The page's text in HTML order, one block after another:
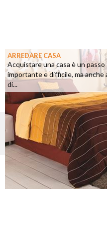
ARREDARE CASA
Acquistare una casa è un
importante e difficile, ma anche
di...
©2026 - casapratica.net - p.iva